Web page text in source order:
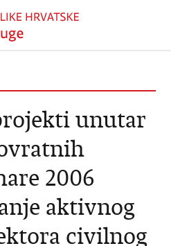
unutar
2006
aktivnog
civilnog